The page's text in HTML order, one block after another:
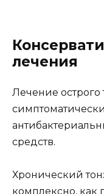
лечения
Лечение острого
средств.
Хронический
комплексно, как